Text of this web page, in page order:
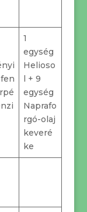
1
egység
Helioso
l + 9
egység
Naprafo
rgó-olaj
keveré
ke